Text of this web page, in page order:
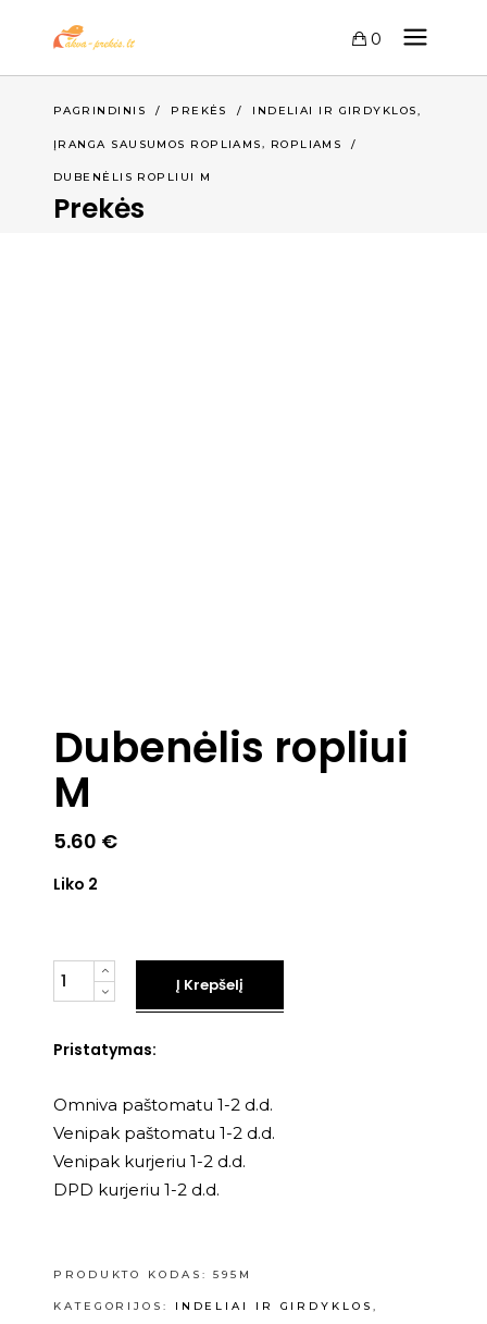
0
PAGRINDINIS / PREKĖS / INDELIAI IR GIRDYKLOS,
ĮRANGA SAUSUMOS ROPLIAMS, ROPLIAMS /
DUBENĖLIS ROPLIUI M
Prekės
Dubenėlis ropliui
M
5.60 €
Liko 2
Kiekis
Į Krepšelį
Pristatymas:
Omniva paštomatu 1-2 d.d.
Venipak paštomatu 1-2 d.d.
Venipak kurjeriu 1-2 d.d.
DPD kurjeriu 1-2 d.d.
PRODUKTO KODAS:595M
KATEGORIJOS: INDELIAI IR GIRDYKLOS ,